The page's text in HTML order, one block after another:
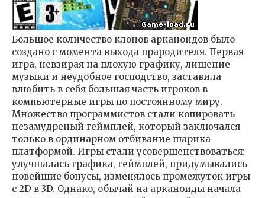
Большое количество клонов арканоидов было
создано с момента выхода прародителя. Первая
игра, невзирая на плохую графику, лишение
музыки и неудобное господство, заставила
влюбить в себя большая часть игроков в
компьютерные игры по постоянному миру.
Множество программистов стали копировать
незамудреный геймплей, который заключался
только в ординарном отбивание шарика
платформой. Игры стали усовершенствоваться:
улучшалась графика, геймплей, придумывались
новейшие бонусы, изменялось промежуток игры
с 2D в 3D. Однако, обычай на арканоиды начала